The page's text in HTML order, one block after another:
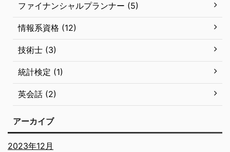
ファイナンシャルプランナー (5)
情報系資格 (12)
技術士 (3)
統計検定 (1)
英会話 (2)
アーカイブ
2023年12月